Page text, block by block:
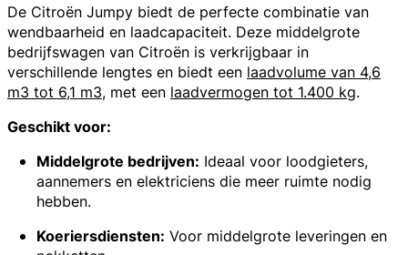
De Citroën Jumpy biedt de perfecte combinatie van
wendbaarheid en laadcapaciteit. Deze middelgrote
bedrijfswagen van Citroën is verkrijgbaar in
verschillende lengtes en biedt een laadvolume van 4,6
m3 tot 6,1 m3, met een laadvermogen tot 1.400 kg.
Geschikt voor:
Middelgrote bedrijven: Ideaal voor loodgieters,
aannemers en elektriciens die meer ruimte nodig
hebben.
Koeriersdiensten: Voor middelgrote leveringen en